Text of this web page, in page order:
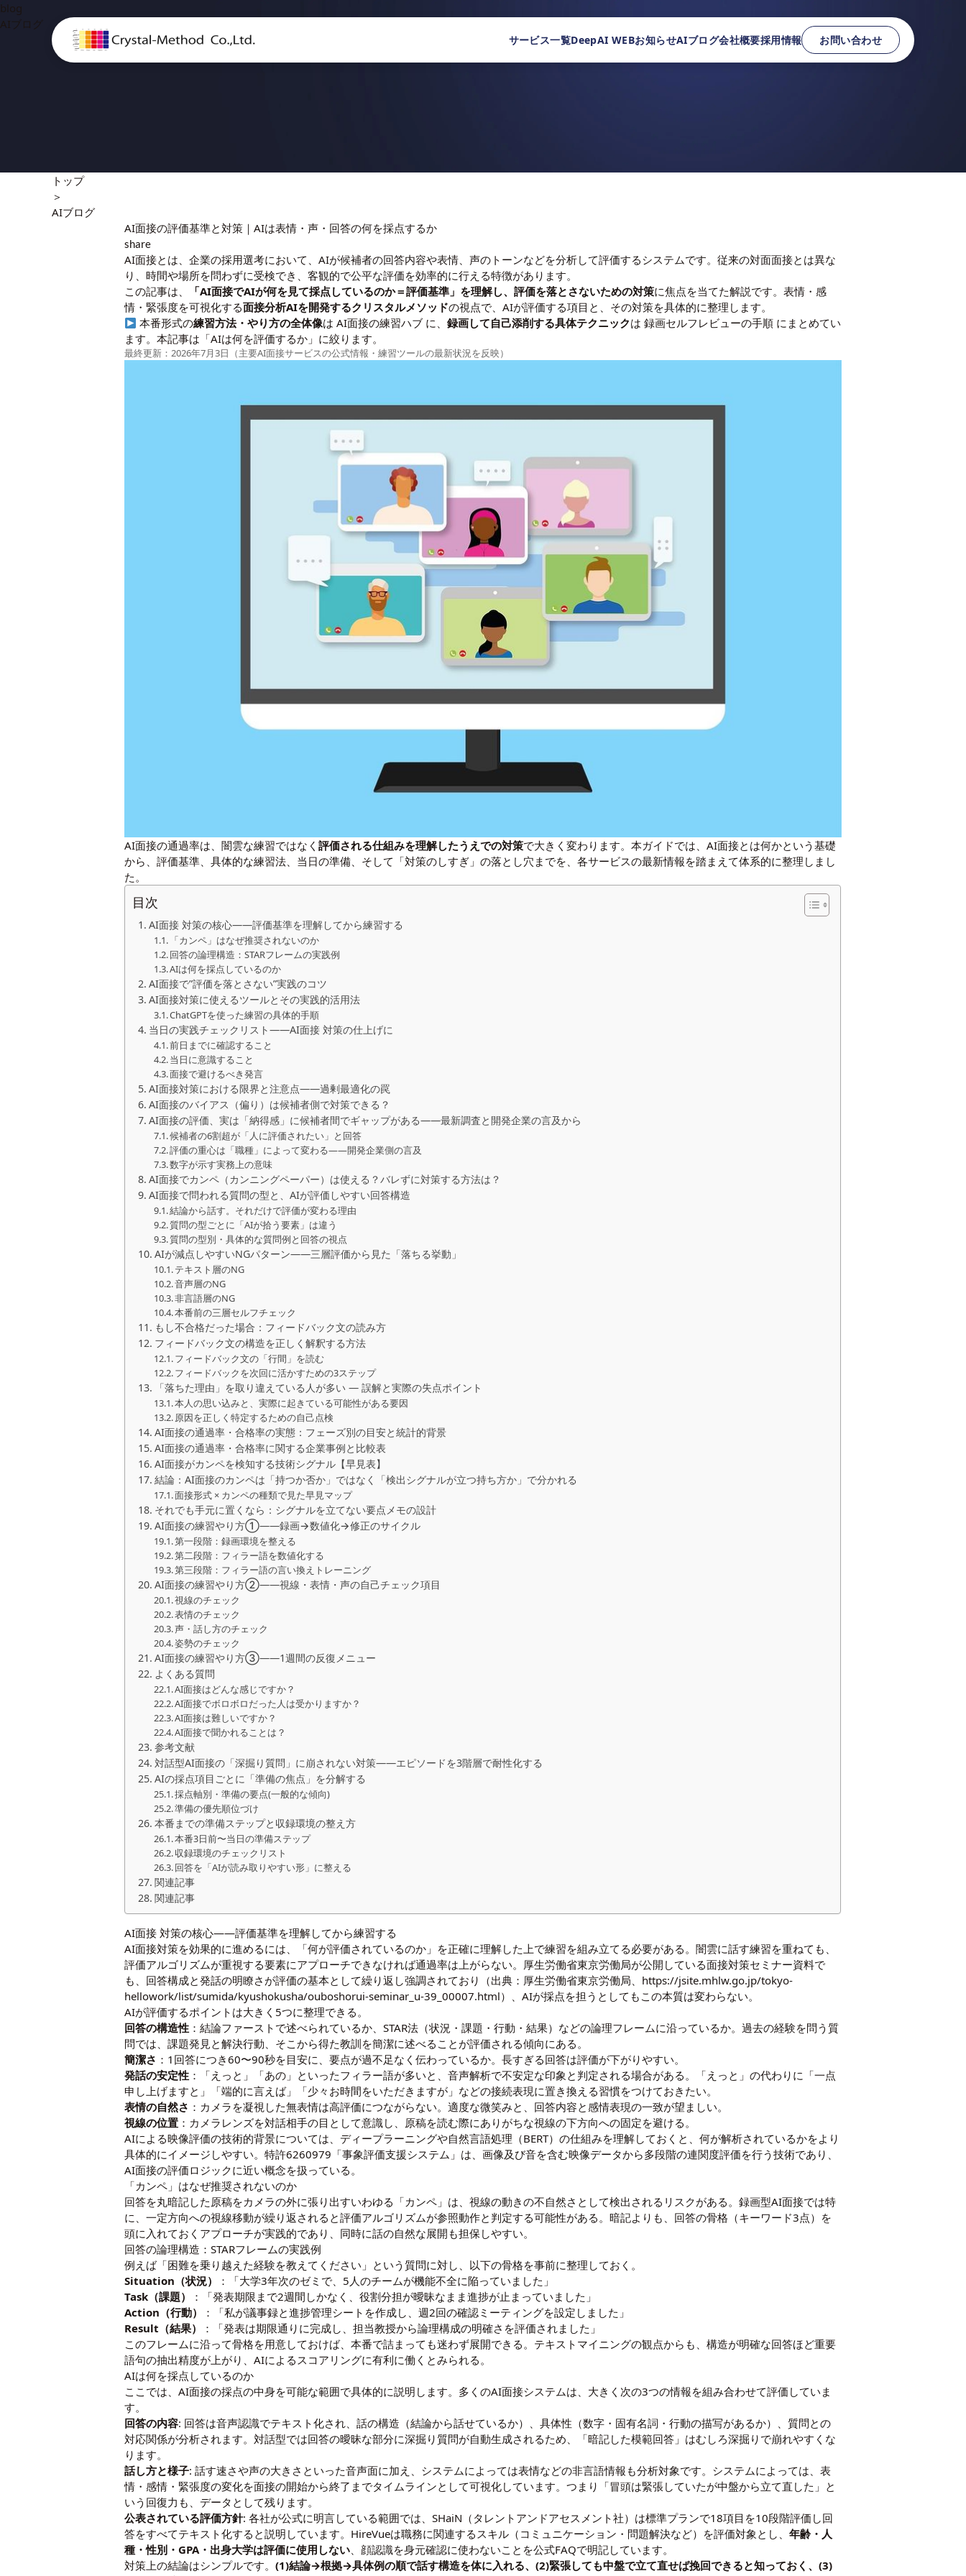
サービス一覧DeepAI WEBお知らせAIブログ会社概要採用情報 お問い合わせ
blog
AIブログ
トップ
＞
AIブログ
AI面接の評価基準と対策｜AIは表情・声・回答の何を採点するか
share
AI面接とは、企業の採用選考において、AIが候補者の回答内容や表情、声のトーンなどを分析して評価するシステムです。従来の対面面接とは異な
り、時間や場所を問わずに受検でき、客観的で公平な評価を効率的に行える特徴があります。
この記事は、
「AI面接でAIが何を見て採点しているのか＝評価基準」を理解し、評価を落とさないための対策に焦点を当てた解説です。表情・感
情・緊張度を可視化する面接分析AIを開発するクリスタルメソッドの視点で、AIが評価する項目と、その対策を具体的に整理します。
本番形式の練習方法・やり方の全体像はAI面接の練習ハブ に、録画して自己添削する具体テクニックは録画セルフレビューの手順 にまとめてい
ます。本記事は「AIは何を評価するか」に絞ります。
最終更新：2026年7月3日（主要AI面接サービスの公式情報・練習ツールの最新状況を反映）
AI面接の通過率は、闇雲な練習ではなく評価される仕組みを理解したうえでの対策で大きく変わります。本ガイドでは、AI面接とは何かという基礎
から、評価基準、具体的な練習法、当日の準備、そして「対策のしすぎ」の落とし穴までを、各サービスの最新情報を踏まえて体系的に整理しまし
た。
目次
AI面接 対策の核心――評価基準を理解してから練習する
「カンペ」はなぜ推奨されないのか
回答の論理構造：STARフレームの実践例
AIは何を採点しているのか
AI面接で”評価を落とさない”実践のコツ
AI面接対策に使えるツールとその実践的活用法
ChatGPTを使った練習の具体的手順
当日の実践チェックリスト――AI面接 対策の仕上げに
前日までに確認すること
当日に意識すること
面接で避けるべき発言
AI面接対策における限界と注意点――過剰最適化の罠
AI面接のバイアス（偏り）は候補者側で対策できる？
AI面接の評価、実は「納得感」に候補者間でギャップがある——最新調査と開発企業の言及から
候補者の6割超が「人に評価されたい」と回答
評価の重心は「職種」によって変わる——開発企業側の言及
数字が示す実務上の意味
AI面接でカンペ（カンニングペーパー）は使える？バレずに対策する方法は？
AI面接で問われる質問の型と、AIが評価しやすい回答構造
結論から話す。それだけで評価が変わる理由
質問の型ごとに「AIが拾う要素」は違う
質問の型別・具体的な質問例と回答の視点
AIが減点しやすいNGパターン――三層評価から見た「落ちる挙動」
テキスト層のNG
音声層のNG
非言語層のNG
本番前の三層セルフチェック
もし不合格だった場合：フィードバック文の読み方
フィードバック文の構造を正しく解釈する方法
フィードバック文の「行間」を読む
フィードバックを次回に活かすための3ステップ
「落ちた理由」を取り違えている人が多い — 誤解と実際の失点ポイント
本人の思い込みと、実際に起きている可能性がある要因
原因を正しく特定するための自己点検
AI面接の通過率・合格率の実態：フェーズ別の目安と統計的背景
AI面接の通過率・合格率に関する企業事例と比較表
AI面接がカンペを検知する技術シグナル【早見表】
結論：AI面接のカンペは「持つか否か」ではなく「検出シグナルが立つ持ち方か」で分かれる
面接形式 × カンペの種類で見た早見マップ
それでも手元に置くなら：シグナルを立てない要点メモの設計
AI面接の練習やり方①――録画→数値化→修正のサイクル
第一段階：録画環境を整える
第二段階：フィラー語を数値化する
第三段階：フィラー語の言い換えトレーニング
AI面接の練習やり方②――視線・表情・声の自己チェック項目
視線のチェック
表情のチェック
声・話し方のチェック
姿勢のチェック
AI面接の練習やり方③――1週間の反復メニュー
よくある質問
AI面接はどんな感じですか？
AI面接でボロボロだった人は受かりますか？
AI面接は難しいですか？
AI面接で聞かれることは？
参考文献
対話型AI面接の「深掘り質問」に崩されない対策――エピソードを3階層で耐性化する
AIの採点項目ごとに「準備の焦点」を分解する
採点軸別・準備の要点(一般的な傾向)
準備の優先順位づけ
本番までの準備ステップと収録環境の整え方
本番3日前〜当日の準備ステップ
収録環境のチェックリスト
回答を「AIが読み取りやすい形」に整える
関連記事
関連記事
AI面接 対策の核心――評価基準を理解してから練習する
AI面接対策を効果的に進めるには、「何が評価されているのか」を正確に理解した上で練習を組み立てる必要がある。闇雲に話す練習を重ねても、
評価アルゴリズムが重視する要素にアプローチできなければ通過率は上がらない。厚生労働省東京労働局が公開している面接対策セミナー資料で
も、回答構成と発話の明瞭さが評価の基本として繰り返し強調されており（出典：厚生労働省東京労働局、 https://jsite.mhlw.go.jp/tokyo-
hellowork/list/sumida/kyushokusha/ouboshorui-seminar_u-39_00007.html）、AIが採点を担うとしてもこの本質は変わらない。
AIが評価するポイントは大きく5つに整理できる。
回答の構造性 ：結論ファーストで述べられているか、STAR法（状況・課題・行動・結果）などの論理フレームに沿っているか。過去の経験を問う質
問では、課題発見と解決行動、そこから得た教訓を簡潔に述べることが評価される傾向にある。
簡潔さ ：1回答につき60〜90秒を目安に、要点が過不足なく伝わっているか。長すぎる回答は評価が下がりやすい。
発話の安定性 ：「えっと」「あの」といったフィラー語が多いと、音声解析で不安定な印象と判定される場合がある。「えっと」の代わりに「一点
申し上げますと」「端的に言えば」「少々お時間をいただきますが」などの接続表現に置き換える習慣をつけておきたい。
表情の自然さ ：カメラを凝視した無表情は高評価につながらない。適度な微笑みと、回答内容と感情表現の一致が望ましい。
視線の位置 ：カメラレンズを対話相手の目として意識し、原稿を読む際にありがちな視線の下方向への固定を避ける。
AIによる映像評価の技術的背景については、 ディープラーニングや自然言語処理（BERT）の仕組みを理解しておくと、何が解析されているかをより
具体的にイメージしやすい。特許6260979「事象評価支援システム」 は、画像及び音を含む映像データから多段階の連関度評価を行う技術であり、
AI面接の評価ロジックに近い概念を扱っている。
「カンペ」はなぜ推奨されないのか
回答を丸暗記した原稿をカメラの外に張り出すいわゆる「カンペ」は、視線の動きの不自然さとして検出されるリスクがある。録画型AI面接では特
に、一定方向への視線移動が繰り返されると評価アルゴリズムが参照動作と判定する可能性がある。暗記よりも、回答の骨格（キーワード3点）を
頭に入れておくアプローチが実践的であり、同時に話の自然な展開も担保しやすい。
回答の論理構造：STARフレームの実践例
例えば「困難を乗り越えた経験を教えてください」という質問に対し、以下の骨格を事前に整理しておく。
Situation（状況）
：「大学3年次のゼミで、5人のチームが機能不全に陥っていました」
Task（課題）
：「発表期限まで2週間しかなく、役割分担が曖昧なまま進捗が止まっていました」
Action（行動）
：「私が議事録と進捗管理シートを作成し、週2回の確認ミーティングを設定しました」
Result（結果）
：「発表は期限通りに完成し、担当教授から論理構成の明確さを評価されました」
このフレームに沿って骨格を用意しておけば、本番で詰まっても迷わず展開できる。 テキストマイニングの観点からも、構造が明確な回答ほど重要
語句の抽出精度が上がり、AIによるスコアリングに有利に働くとみられる。
AIは何を採点しているのか
ここでは、AI面接の採点の中身を可能な範囲で具体的に説明します。多くのAI面接システムは、大きく次の3つの情報を組み合わせて評価していま
す。
回答の内容: 回答は音声認識でテキスト化され、話の構造（結論から話せているか）、具体性（数字・固有名詞・行動の描写があるか）、質問との
対応関係が分析されます。対話型では回答の曖昧な部分に深掘り質問が自動生成されるため、「暗記した模範回答」はむしろ深掘りで崩れやすくな
ります。
話し方と様子: 話す速さや声の大きさといった音声面に加え、システムによっては表情などの非言語情報も分析対象です。システムによっては、表
情・感情・緊張度の変化を面接の開始から終了までタイムラインとして可視化しています。つまり「冒頭は緊張していたが中盤から立て直した」と
いう回復力も、データとして残ります。
公表されている評価方針: 各社が公式に明言している範囲では、SHaiN（タレントアンドアセスメント社）は標準プランで18項目を10段階評価し回
答をすべてテキスト化すると説明しています。HireVueは職務に関連するスキル（コミュニケーション・問題解決など）を評価対象とし、年齢・人
種・性別・GPA・出身大学は評価に使用しない、顔認識を身元確認に使わないことを公式FAQで明記しています。
対策上の結論はシンプルです。(1)結論→根拠→具体例の順で話す構造を体に入れる、(2)緊張しても中盤で立て直せば挽回できると知っておく、(3)